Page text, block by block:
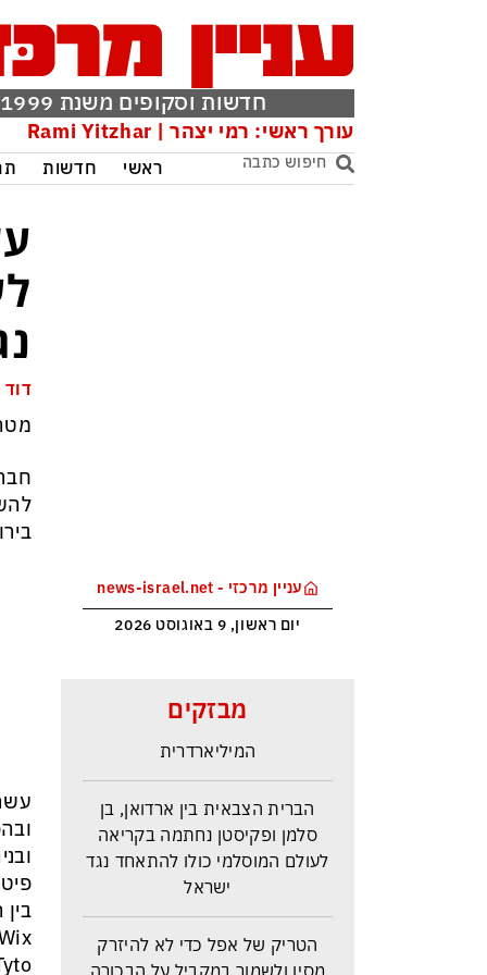
חדשות וסקופים משנת 1999
עורך ראשי: רמי יצהר | Rami Yitzhar
ראשי חדשות
עניין מרכזי - news-israel.net
יום ראשון, 9 באוגוסט 2026
מבזקים
הוא מתעב את הזמרת
המיליארדרית
סלמן ופקיסטן נחתמה בקריאה
לעולם המוסלמי כולו להתאחד נגד
ישראל
הטריק של אפל כדי לא להיזרק
מסין ולשמור במקביל על הבכורה